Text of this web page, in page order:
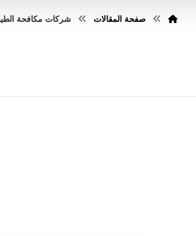
صفحة المقالات شركات مكافحة